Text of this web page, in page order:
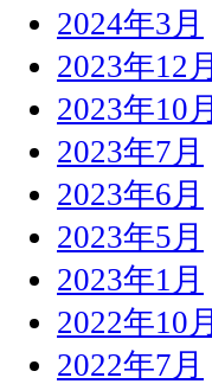
2024年3月
2023年12月
2023年10月
2023年7月
2023年6月
2023年5月
2023年1月
2022年10月
2022年7月